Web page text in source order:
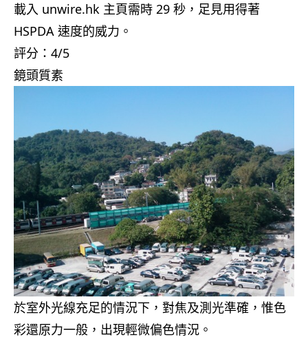
載入 unwire.hk 主頁需時 29 秒，足見用得著
HSPDA 速度的威力。
評分：4/5
鏡頭質素
於室外光線充足的情況下，對焦及測光準確，惟色
彩還原力一般，出現輕微偏色情況。